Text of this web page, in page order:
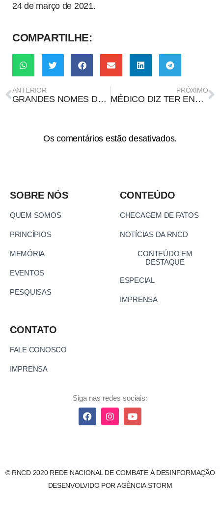
24 de março de 2021.
COMPARTILHE:
ANTERIOR
GRANDES NOMES DA CIÊNCIA HOJE COM: FREDERICK G. BANTING
PRÓXIMO
MÉDICO DIZ TER ENCONTRADO A CURA PARA PACIENTES GRAVES DE COVID-19
Os comentários estão desativados.
SOBRE NÓS
QUEM SOMOS
PRINCÍPIOS
MEMÓRIA
EVENTOS
PESQUISAS
CONTEÚDO
CHECAGEM DE FATOS
NOTÍCIAS DA RNCD
CONTEÚDO EM
DESTAQUE
ESPECIAL
IMPRENSA
CONTATO
FALE CONOSCO
IMPRENSA
Siga nas redes sociais:
© RNCD 2020 REDE NACIONAL DE COMBATE À DESINFORMAÇÃO
DESENVOLVIDO POR AGÊNCIA STORM